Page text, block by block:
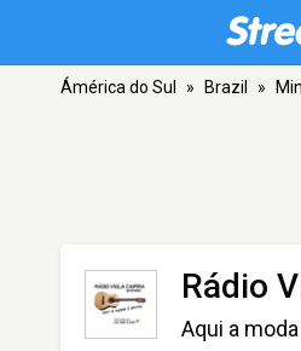
Ámérica do Sul » Brazil »
Rádio
Aqui a